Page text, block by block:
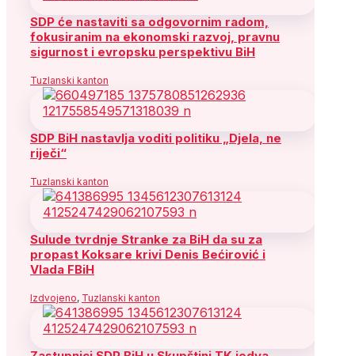
SDP će nastaviti sa odgovornim radom,
fokusiranim na ekonomski razvoj, pravnu
sigurnost i evropsku perspektivu BiH
Tuzlanski kanton
SDP BiH nastavlja voditi politiku „Djela, ne
riječi“
Tuzlanski kanton
Sulude tvrdnje Stranke za BiH da su za
propast Koksare krivi Denis Bećirović i
Vlada FBiH
Izdvojeno, Tuzlanski kanton